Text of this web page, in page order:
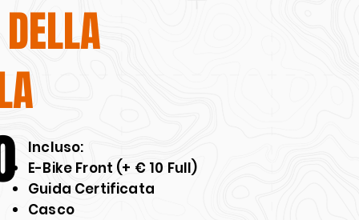
​Incluso:
E-Bike Front (+ € 10 Full)
Guida Certificata
Casco